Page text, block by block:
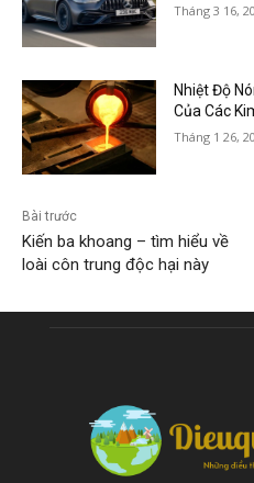
Tháng 3 16,
Nhiệt Độ
Của Các
Tháng 1 26,
Bài trước
Kiến ba khoang – tìm hiểu về
loài côn trung độc hại này